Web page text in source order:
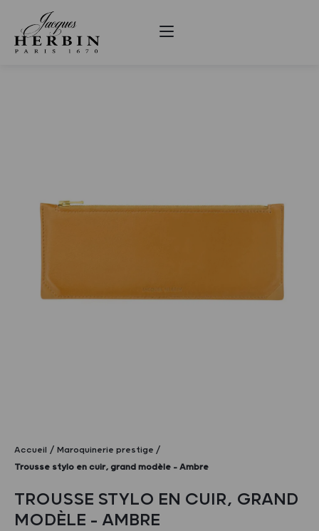
Accueil
Maroquinerie prestige
Trousse stylo en cuir, grand modèle – Ambre
TROUSSE STYLO EN CUIR, GRAND
MODÈLE – AMBRE